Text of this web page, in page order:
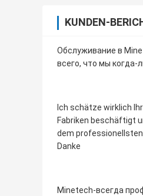
KUNDEN-
Обслуживание в
всего, что мы когда-
Ich schätze wirklich
Fabriken beschäftigt
dem
Danke
Minetech-всегда